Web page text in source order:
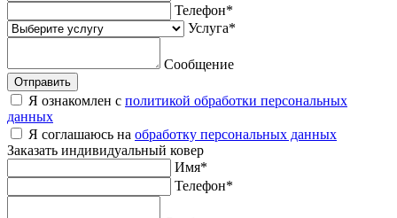
Телефон*
Услуга*
Сообщение
Отправить
Я ознакомлен с политикой обработки персональных
данных
Я соглашаюсь на обработку персональных данных
Заказать индивидуальный ковер
Имя*
Телефон*